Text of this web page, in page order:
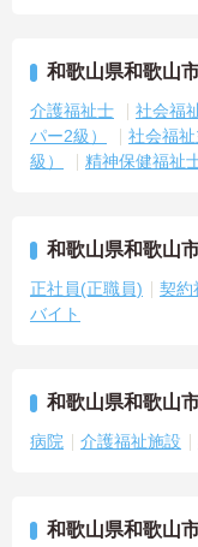
和歌山県和歌山
介護福祉士 社会福
パー2級）
社会福
級）
精神保健福祉
和歌山県和歌山
正社員(正職員) 契約
バイト
和歌山県和歌山
病院 介護福祉施設
和歌山県和歌山